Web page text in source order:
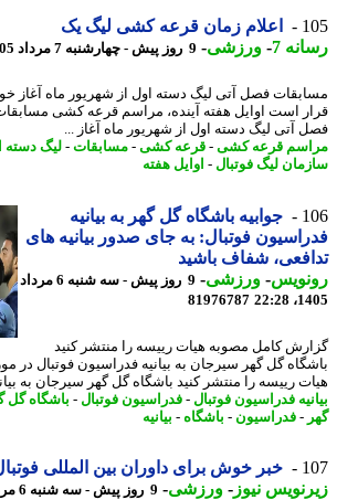
اعلام زمان قرعه کشی لیگ یک
7
-ورزشی-9 روز پیش - چهارشنبه 7 مرداد 1405، 10:10
فصل آتی لیگ دسته اول از شهریور ماه آغاز
است اوایل هفته آینده، مراسم قرعه کشی مسابقات
آتی لیگ دسته اول از شهریور ماه آغاز ...
قرعه کشی-قرعه کشی-مسابقات-لیگ دسته اول
لیگ فوتبال-اوایل هفته
جوابیه باشگاه گل گهر به بیانیه
فوتبال: به جای صدور بیانیه های
شفاف باشید
-ورزشی-
9 روز پیش - سه شنبه 6 مرداد
81976787
کامل مصوبه هیات رییسه را منتشر کنید
گل گهر سیرجان به بیانیه فدراسیون فوتبال در
رییسه را منتشر کنید باشگاه گل گهر سیرجان به بیانیه
فدراسیون فوتبال-فدراسیون فوتبال-باشگاه گل گهر
-فدراسیون-باشگاه-بیانیه
خبر خوش برای داوران بین المللی فوتبال
نیوز-ورزشی-9 روز پیش - سه شنبه 6 مرداد 1405، 22:13